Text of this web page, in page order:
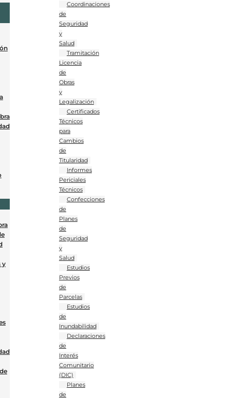
y
Coordinaciones
de
Seguridad
y
Salud
Tramitación
Licencia
de
Obras
y
Legalización
Certificados
Técnicos
para
Cambios
de
Titularidad
Informes
Periciales
Técnicos
Confecciones
de
Planes
de
Seguridad
y
Salud
Estudios
Previos
de
Parcelas
Estudios
de
Inundabilidad
Declaraciones
de
Interés
Comunitario
(DIC)
Planes
de